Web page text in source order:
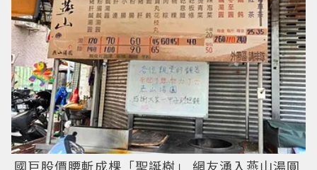
國巨股價腰斬成棵「聖誕樹」 網友湧入燕山湯圓